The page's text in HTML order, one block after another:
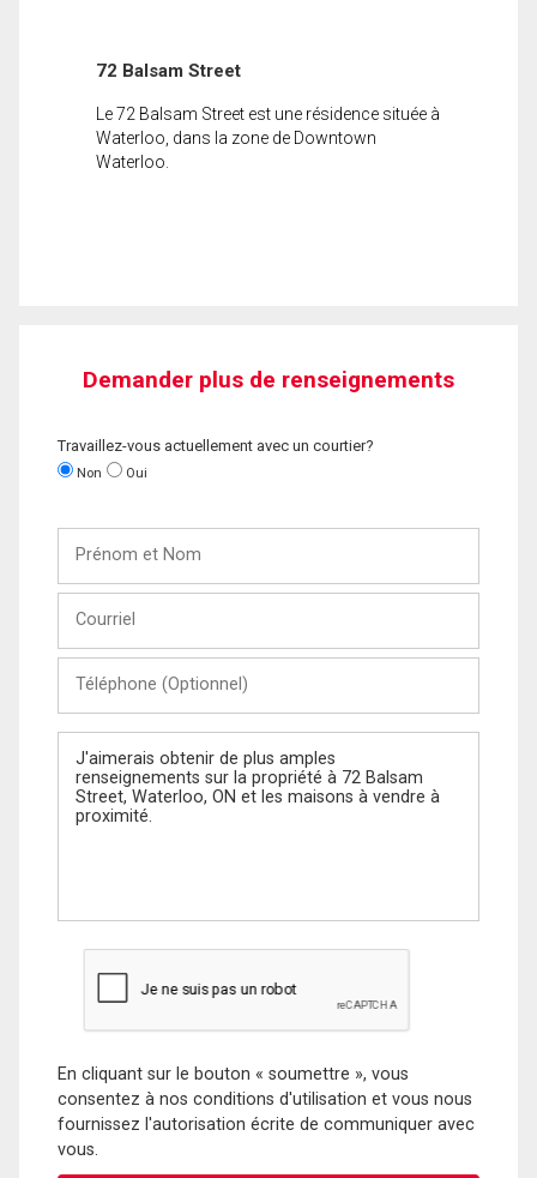
72 Balsam Street
Le 72 Balsam Street est une résidence située à
Waterloo, dans la zone de Downtown
Waterloo.
Demander plus de renseignements
Travaillez-vous actuellement avec un courtier?
Non Oui
Nom
(Optionnel)
Message
En cliquant sur le bouton « soumettre », vous
consentez à nos conditions d'utilisation et vous nous
fournissez l'autorisation écrite de communiquer avec
vous.